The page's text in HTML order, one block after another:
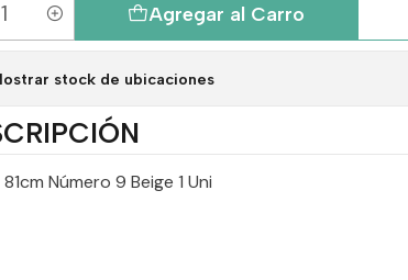
Agregar al Carro
stock de ubicaciones
Número 9 Beige 1 Uni